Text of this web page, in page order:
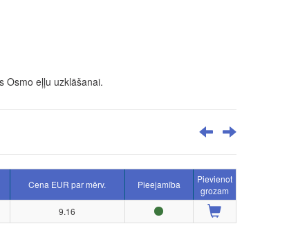
Osmo eļļu uzklāšanai.
Cena EUR par mērv. Pieejamība
Pievienot
grozam
9.16